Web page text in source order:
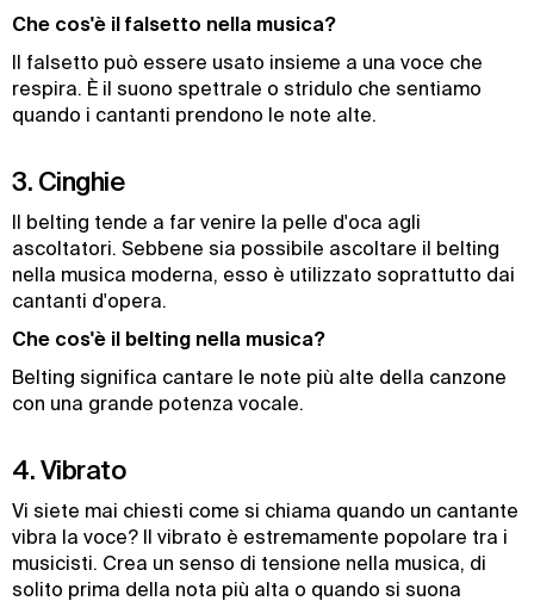
Che cos'è il falsetto nella musica?
Il falsetto può essere usato insieme a una voce che
respira. È il suono spettrale o stridulo che sentiamo
quando i cantanti prendono le note alte.
3. Cinghie
Il belting tende a far venire la pelle d'oca agli
ascoltatori. Sebbene sia possibile ascoltare il belting
nella musica moderna, esso è utilizzato soprattutto dai
cantanti d'opera.
Che cos'è il belting nella musica?
Belting significa cantare le note più alte della canzone
con una grande potenza vocale.
4. Vibrato
Vi siete mai chiesti come si chiama quando un cantante
vibra la voce? Il vibrato è estremamente popolare tra i
musicisti. Crea un senso di tensione nella musica, di
solito prima della nota più alta o quando si suona